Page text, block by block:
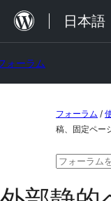
日本語
ォーラム
ツ
フォーラム /
稿、固定ペー
検
対